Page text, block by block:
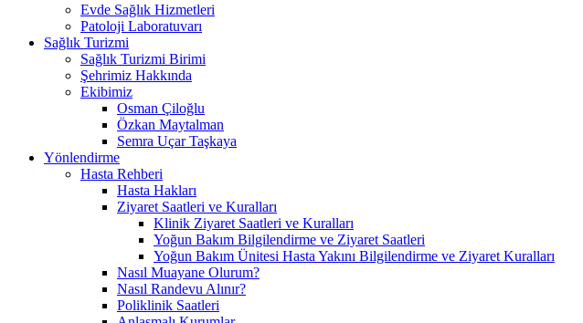
Evde Sağlık Hizmetleri
Patoloji Laboratuvarı
Sağlık Turizmi
Sağlık Turizmi Birimi
Şehrimiz Hakkında
Ekibimiz
Osman Çiloğlu
Özkan Maytalman
Semra Uçar Taşkaya
Yönlendirme
Hasta Rehberi
Hasta Hakları
Ziyaret Saatleri ve Kuralları
Klinik Ziyaret Saatleri ve Kuralları
Yoğun Bakım Bilgilendirme ve Ziyaret Saatleri
Yoğun Bakım Ünitesi Hasta Yakını Bilgilendirme ve Ziyaret Kuralları
Nasıl Muayane Olurum?
Nasıl Randevu Alınır?
Poliklinik Saatleri